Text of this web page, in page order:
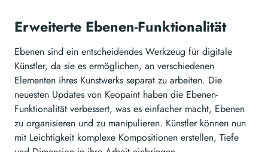
Erweiterte Ebenen-Funktionalität
Ebenen sind ein entscheidendes Werkzeug für digitale
Künstler, da sie es ermöglichen, an verschiedenen
Elementen ihres Kunstwerks separat zu arbeiten. Die
neuesten Updates von Keopaint haben die Ebenen-
Funktionalität verbessert, was es einfacher macht, Ebenen
zu organisieren und zu manipulieren. Künstler können nun
mit Leichtigkeit komplexe Kompositionen erstellen, Tiefe